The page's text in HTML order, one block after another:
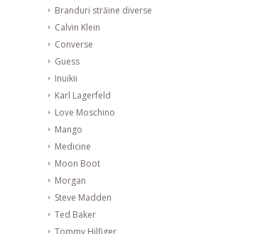
Branduri străine diverse
Calvin Klein
Converse
Guess
Inuikii
Karl Lagerfeld
Love Moschino
Mango
Medicine
Moon Boot
Morgan
Steve Madden
Ted Baker
Tommy Hilfiger